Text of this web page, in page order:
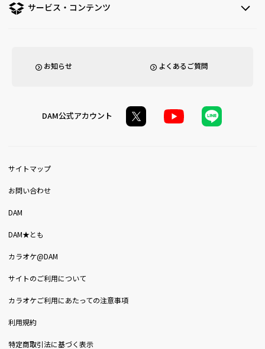
サービス・コンテンツ
お知らせ よくあるご質問
DAM公式アカウント
サイトマップ
お問い合わせ
DAM
DAM★とも
カラオケ@DAM
サイトのご利用について
カラオケご利用にあたっての注意事項
利用規約
特定商取引法に基づく表示